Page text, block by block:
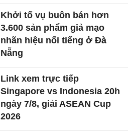
Khởi tố vụ buôn bán hơn
3.600 sản phẩm giả mạo
nhãn hiệu nổi tiếng ở Đà
Nẵng
Link xem trực tiếp
Singapore vs Indonesia 20h
ngày 7/8, giải ASEAN Cup
2026